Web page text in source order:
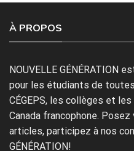
À PROPOS
NOUVELLE GÉNÉRATION
pour les étudiants de
CÉGEPS, les collèges et
Canada francophone.
articles, participez à nos
GÉNÉRATION!